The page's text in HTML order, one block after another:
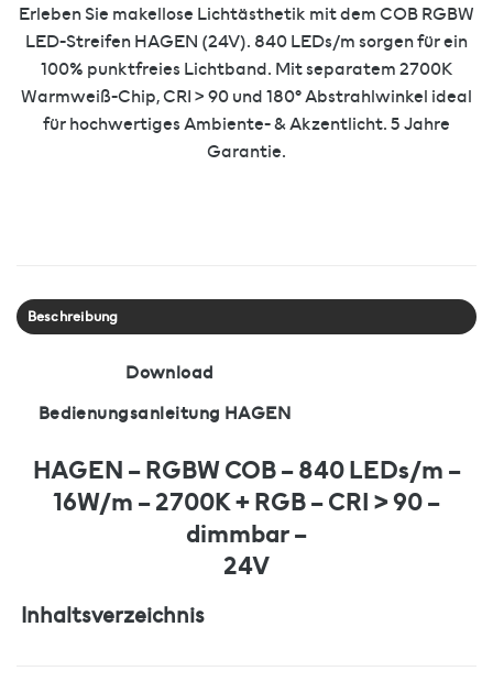
Erleben Sie makellose Lichtästhetik mit dem COB RGBW
LED-Streifen HAGEN (24V). 840 LEDs/m sorgen für ein
100% punktfreies Lichtband. Mit separatem 2700K
Warmweiß-Chip, CRI > 90 und 180° Abstrahlwinkel ideal
für hochwertiges Ambiente- & Akzentlicht. 5 Jahre
Garantie.
Beschreibung
Download
Bedienungsanleitung HAGEN
HAGEN – RGBW COB – 840 LEDs/m –
16W/m – 2700K + RGB – CRI > 90 –
dimmbar –
24V
Inhaltsverzeichnis